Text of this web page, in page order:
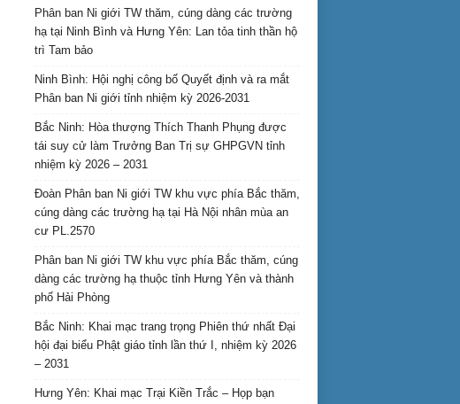
Phân ban Ni giới TW thăm, cúng dàng các trường
hạ tại Ninh Bình và Hưng Yên: Lan tỏa tinh thần hộ
trì Tam bảo
Ninh Bình: Hội nghị công bố Quyết định và ra mắt
Phân ban Ni giới tỉnh nhiệm kỳ 2026-2031
Bắc Ninh: Hòa thượng Thích Thanh Phụng được
tái suy cử làm Trưởng Ban Trị sự GHPGVN tỉnh
nhiệm kỳ 2026 – 2031
Đoàn Phân ban Ni giới TW khu vực phía Bắc thăm,
cúng dàng các trường hạ tại Hà Nội nhân mùa an
cư PL.2570
Phân ban Ni giới TW khu vực phía Bắc thăm, cúng
dàng các trường hạ thuộc tỉnh Hưng Yên và thành
phố Hải Phòng
Bắc Ninh: Khai mạc trang trọng Phiên thứ nhất Đại
hội đại biểu Phật giáo tỉnh lần thứ I, nhiệm kỳ 2026
– 2031
Hưng Yên: Khai mạc Trại Kiền Trắc – Họp bạn